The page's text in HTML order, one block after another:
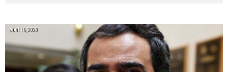
abril 16, 2020